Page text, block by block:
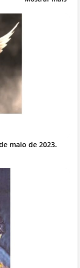
maio de 2023.